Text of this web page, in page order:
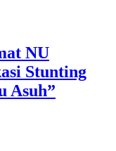
NU
Stunting
Asuh”